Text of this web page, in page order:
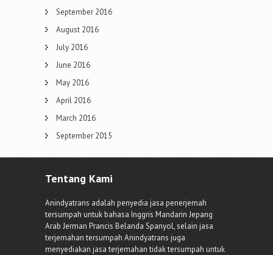
September 2016
August 2016
July 2016
June 2016
May 2016
April 2016
March 2016
September 2015
Tentang Kami
Anindyatrans adalah penyedia jasa penerjemah
tersumpah untuk bahasa Inggris Mandarin Jepang
Arab Jerman Prancis Belanda Spanyol, selain jasa
terjemahan tersumpah Anindyatrans juga
menyediakan jasa terjemahan tidak tersumpah untuk